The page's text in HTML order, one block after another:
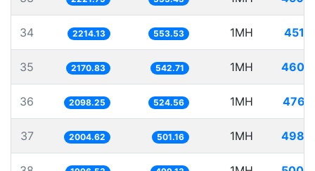
34 2214.13 553.53 1MH
35 2170.83 542.71 1MH
36 2098.25 524.56 1MH
37 2004.62 501.16 1MH